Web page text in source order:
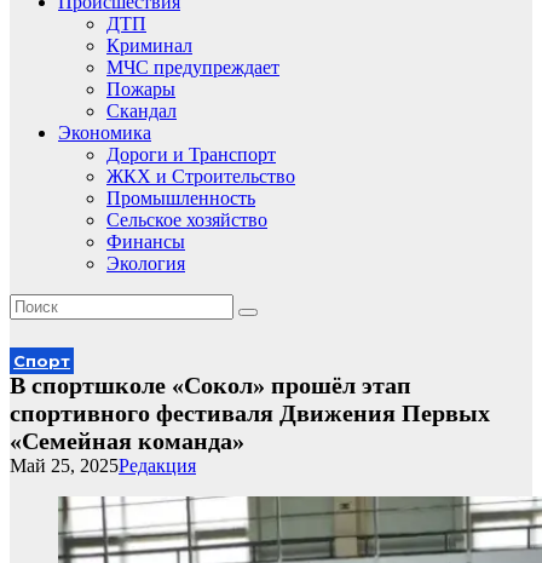
ДТП
Криминал
МЧС предупреждает
Пожары
Скандал
Экономика
Дороги и Транспорт
ЖКХ и Строительство
Промышленность
Сельское хозяйство
Финансы
Экология
Спорт
В спортшколе «Сокол» прошёл этап
спортивного фестиваля Движения Первых
«Семейная команда»
Редакция
Май 25, 2025